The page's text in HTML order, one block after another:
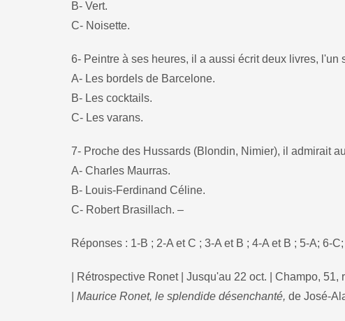
B- Vert.
C- Noisette.
6- Peintre à ses heures, il a aussi écrit deux livres, l'un
A- Les bordels de Barcelone.
B- Les cocktails.
C- Les varans.
7- Proche des Hussards (Blondin, Nimier), il admirait
A- Charles Maurras.
B- Louis-Ferdinand Céline.
C- Robert Brasillach. –
Réponses : 1-B ; 2-A et C ; 3-A et B ; 4-A et B ; 5-A; 6-
| Rétrospective Ronet | Jusqu'au 22 oct. | Champo,
Maurice Ronet, le splendide désenchanté, de José-